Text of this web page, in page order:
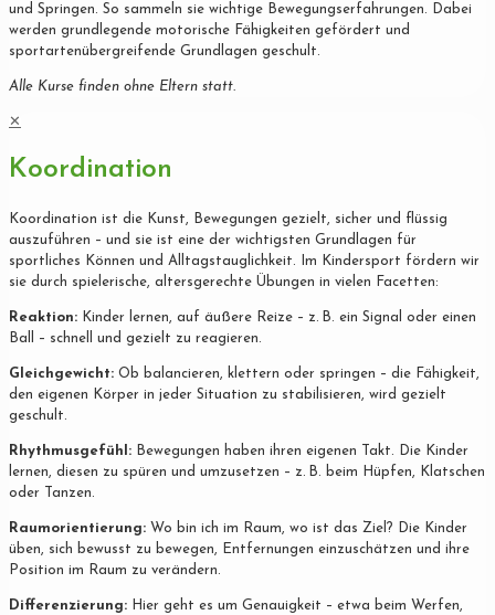
und Springen. So sammeln sie wichtige Bewegungserfahrungen. Dabei
werden grundlegende motorische Fähigkeiten gefördert und
sportartenübergreifende Grundlagen geschult.
Alle Kurse finden ohne Eltern statt.
✕
Koordination
Koordination ist die Kunst, Bewegungen gezielt, sicher und flüssig
auszuführen – und sie ist eine der wichtigsten Grundlagen für
sportliches Können und Alltagstauglichkeit. Im Kindersport fördern wir
sie durch spielerische, altersgerechte Übungen in vielen Facetten:
Reaktion: Kinder lernen, auf äußere Reize – z. B. ein Signal oder einen
Ball – schnell und gezielt zu reagieren.
Gleichgewicht: Ob balancieren, klettern oder springen – die Fähigkeit,
den eigenen Körper in jeder Situation zu stabilisieren, wird gezielt
geschult.
Rhythmusgefühl: Bewegungen haben ihren eigenen Takt. Die Kinder
lernen, diesen zu spüren und umzusetzen – z. B. beim Hüpfen, Klatschen
oder Tanzen.
Raumorientierung: Wo bin ich im Raum, wo ist das Ziel? Die Kinder
üben, sich bewusst zu bewegen, Entfernungen einzuschätzen und ihre
Position im Raum zu verändern.
Differenzierung: Hier geht es um Genauigkeit – etwa beim Werfen,